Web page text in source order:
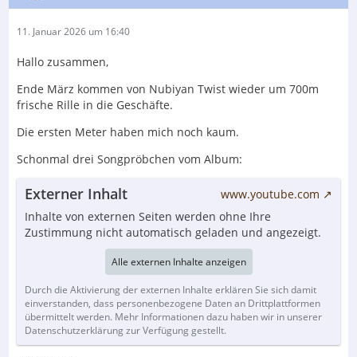
11. Januar 2026 um 16:40
Hallo zusammen,
Ende März kommen von Nubiyan Twist wieder um 700m
frische Rille in die Geschäfte.
Die ersten Meter haben mich noch kaum.
Schonmal drei Songpröbchen vom Album:
Externer Inhalt
www.youtube.com
Inhalte von externen Seiten werden ohne Ihre
Zustimmung nicht automatisch geladen und angezeigt.
Alle externen Inhalte anzeigen
Durch die Aktivierung der externen Inhalte erklären Sie sich damit
einverstanden, dass personenbezogene Daten an Drittplattformen
übermittelt werden. Mehr Informationen dazu haben wir in unserer
Datenschutzerklärung zur Verfügung gestellt.